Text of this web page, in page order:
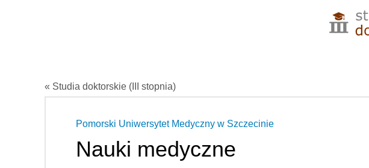
« Studia doktorskie (III stopnia)
Pomorski Uniwersytet Medyczny w Szczecinie
Nauki medyczne